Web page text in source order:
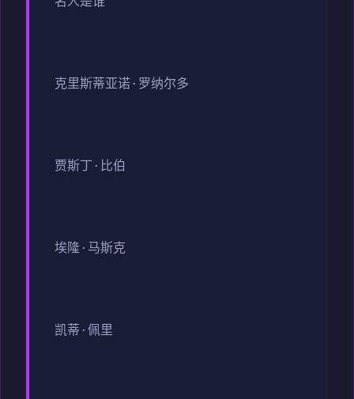
克里斯蒂亚诺·罗纳尔多
贾斯丁·比伯
埃隆·马斯克
凯蒂·佩里